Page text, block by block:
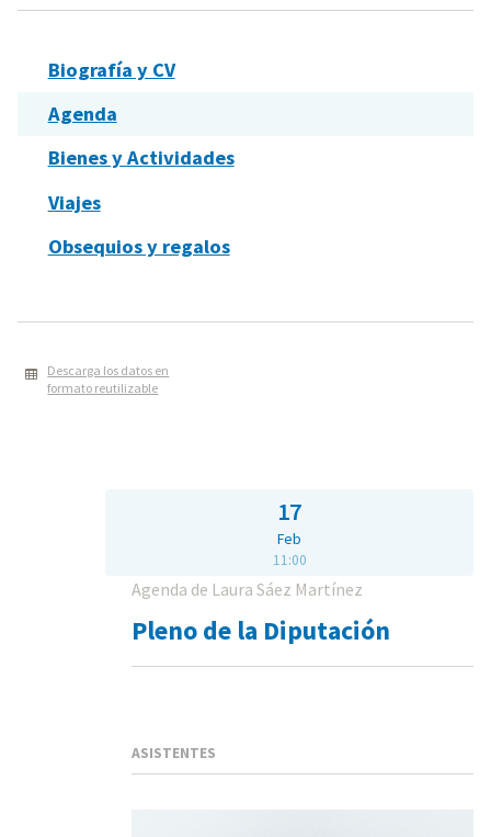
Biografía y CV
Agenda
Bienes y Actividades
Viajes
Obsequios y regalos
Descarga los datos en
formato reutilizable
17
Feb
11:00
Agenda de Laura Sáez Martínez
Pleno de la Diputación
ASISTENTES